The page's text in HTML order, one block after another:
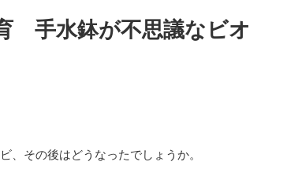
手水鉢が不思議なビオ
、その後はどうなったでしょうか。